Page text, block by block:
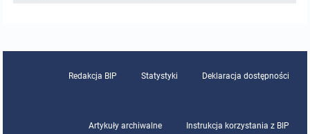
Redakcja BIP Statystyki Deklaracja dostępności
Artykuły archiwalne Instrukcja korzystania z BIP